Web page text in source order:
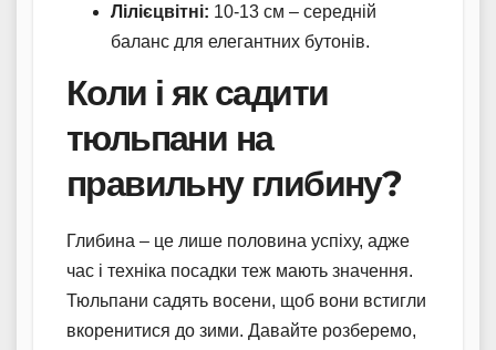
Лілієцвітні: 10-13 см – середній
баланс для елегантних бутонів.
Коли і як садити
тюльпани на
правильну глибину?
Глибина – це лише половина успіху, адже
час і техніка посадки теж мають значення.
Тюльпани садять восени, щоб вони встигли
вкоренитися до зими. Давайте розберемо,